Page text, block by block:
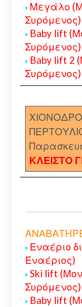
Μεγάλο
Συρόμενος)
Baby lift
Συρόμενος)
Baby lift 2
Συρόμενος)
ΚΛΕΙΣΤΟ
Εναέριο
Εναέριος)
Ski lift
Συρόμενος)
Baby lift